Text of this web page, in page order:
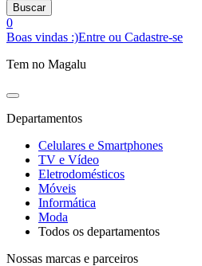
Buscar
0
Boas vindas :)Entre ou Cadastre-se
Tem no Magalu
Departamentos
Celulares e Smartphones
TV e Vídeo
Eletrodomésticos
Móveis
Informática
Moda
Todos os departamentos
Nossas marcas e parceiros